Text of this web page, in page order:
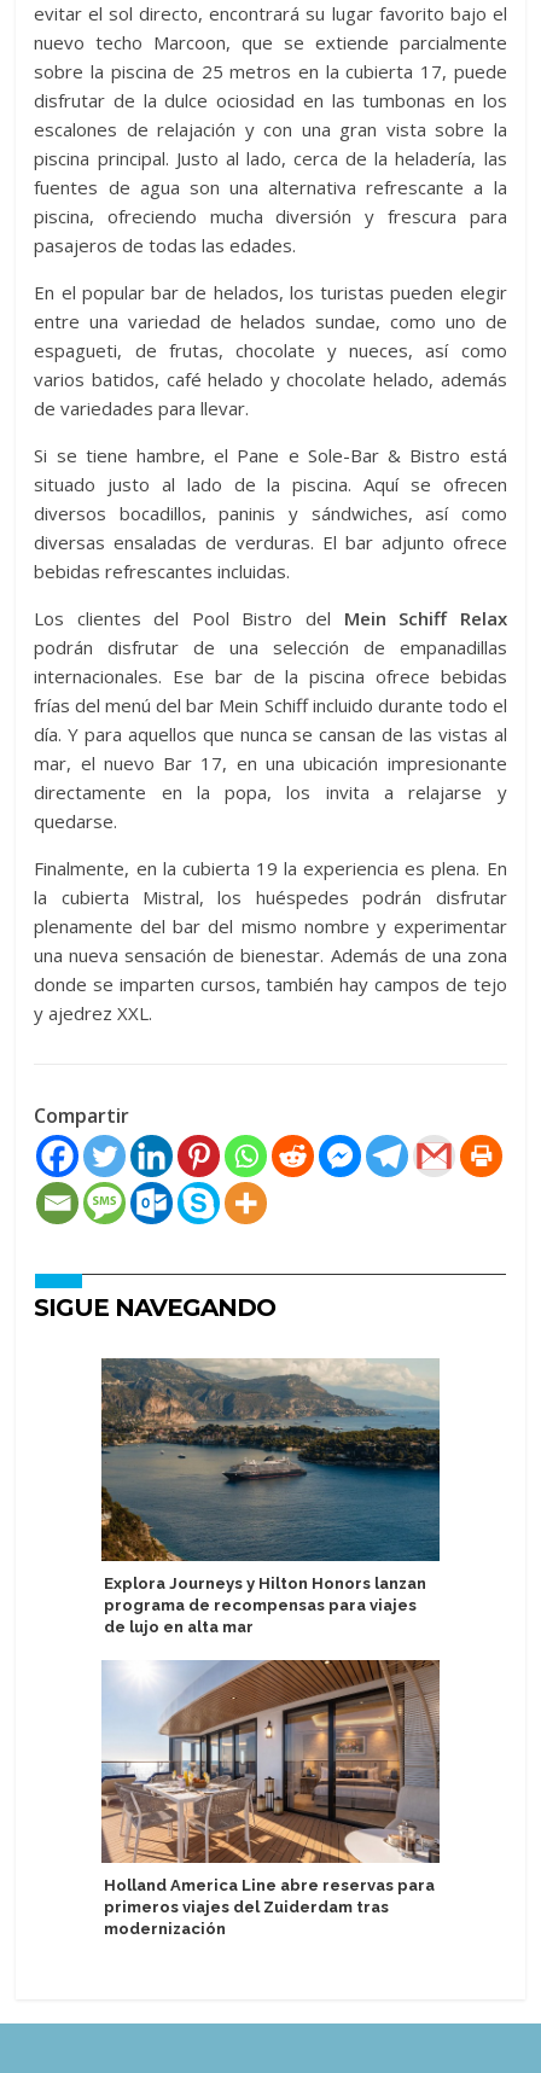
evitar el sol directo, encontrará su lugar favorito bajo el
nuevo techo Marcoon, que se extiende parcialmente
sobre la piscina de 25 metros en la cubierta 17, puede
disfrutar de la dulce ociosidad en las tumbonas en los
escalones de relajación y con una gran vista sobre la
piscina principal. Justo al lado, cerca de la heladería, las
fuentes de agua son una alternativa refrescante a la
piscina, ofreciendo mucha diversión y frescura para
pasajeros de todas las edades.
En el popular bar de helados, los turistas pueden elegir
entre una variedad de helados sundae, como uno de
espagueti, de frutas, chocolate y nueces, así como
varios batidos, café helado y chocolate helado, además
de variedades para llevar.
Si se tiene hambre, el Pane e Sole-Bar & Bistro está
situado justo al lado de la piscina. Aquí se ofrecen
diversos bocadillos, paninis y sándwiches, así como
diversas ensaladas de verduras. El bar adjunto ofrece
bebidas refrescantes incluidas.
Los clientes del Pool Bistro del Mein Schiff Relax
podrán disfrutar de una selección de empanadillas
internacionales. Ese bar de la piscina ofrece bebidas
frías del menú del bar Mein Schiff incluido durante todo el
día. Y para aquellos que nunca se cansan de las vistas al
mar, el nuevo Bar 17, en una ubicación impresionante
directamente en la popa, los invita a relajarse y
quedarse.
Finalmente, en la cubierta 19 la experiencia es plena. En
la cubierta Mistral, los huéspedes podrán disfrutar
plenamente del bar del mismo nombre y experimentar
una nueva sensación de bienestar. Además de una zona
donde se imparten cursos, también hay campos de tejo
y ajedrez XXL.
Compartir
SIGUE NAVEGANDO
Explora Journeys y Hilton Honors lanzan
programa de recompensas para viajes
de lujo en alta mar
Holland America Line abre reservas para
primeros viajes del Zuiderdam tras
modernización